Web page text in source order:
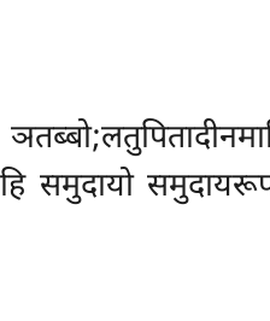
हि समुदायो